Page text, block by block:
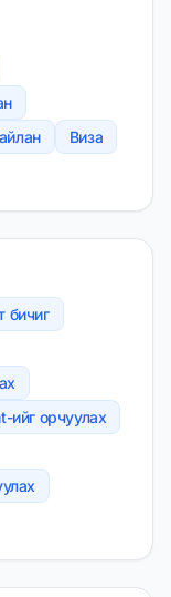
Виза
бичиг
ийг орчуулах